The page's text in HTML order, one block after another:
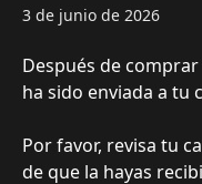
3 de junio de 2026
Después de
ha sido enviada a tu
Por favor, revisa tu
de que la hayas